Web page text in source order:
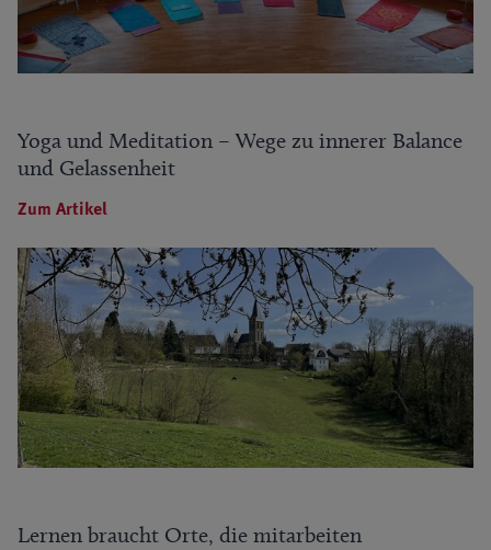
Yoga und Meditation – Wege zu innerer Balance
und Gelassenheit
Zum Artikel
Lernen braucht Orte, die mitarbeiten